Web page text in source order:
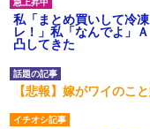
私「まとめ買いして冷
レ！」私「なんでよ」
凸してきた
【悲報】嫁がワイのこ